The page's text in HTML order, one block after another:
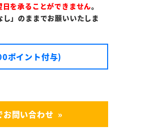
日を承ることができません。
し」のままでお願いいたしま
ポイント付与)
問い合わせ